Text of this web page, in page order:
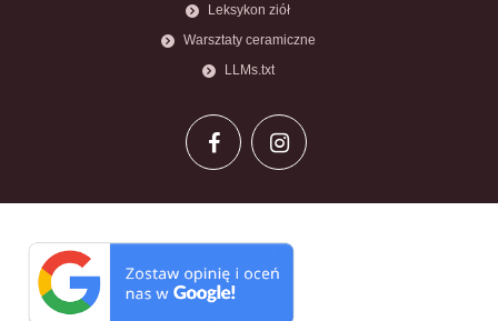
Leksykon ziół
Warsztaty ceramiczne
LLMs.txt